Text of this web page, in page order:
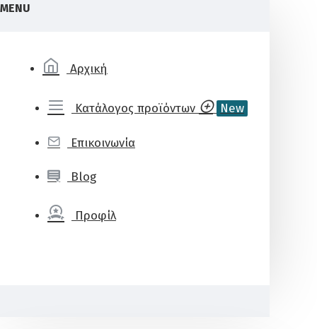
MENU
Αρχική
Κατάλογος προϊόντων New
Επικοινωνία
Blog
Προφίλ